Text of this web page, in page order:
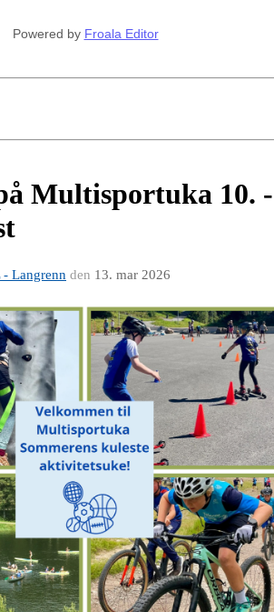
Powered by Froala Editor
Multisportuka 10. -
- Langrenn den 13. mar 2026